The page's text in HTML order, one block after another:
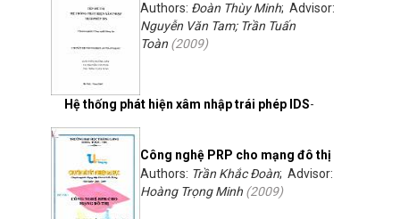
Hệ thống phát hiện xâm nhập trái phép IDS
Authors: Đoàn Thùy Minh; Advisor:
Nguyễn Văn Tam; Trần Tuấn
Toàn (2009)
-
Công nghệ PRP cho mạng đô thị
Authors: Trần Khắc Đoàn; Advisor:
Hoàng Trọng Minh (2009)